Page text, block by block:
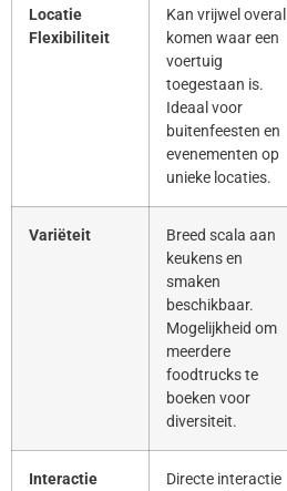
Locatie
Flexibiliteit
Kan vrijwel overal
komen waar een
voertuig
toegestaan is.
Ideaal voor
buitenfeesten en
evenementen op
unieke locaties.
Variëteit
Breed scala aan
keukens en
smaken
beschikbaar.
Mogelijkheid om
meerdere
foodtrucks te
boeken voor
diversiteit.
Interactie
Directe interactie